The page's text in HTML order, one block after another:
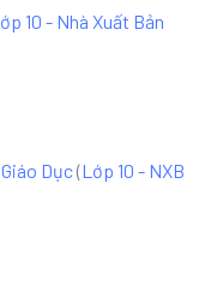
10 - Nhà Xuất Bản
Dục(Lớp 10 - NXB